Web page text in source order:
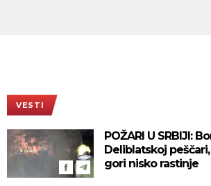
VESTI
POŽARI U SRBIJI:
Deliblatskoj
gori nisko rastinje